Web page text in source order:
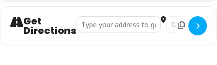
Get
Directions
Address - Séjour en croatie []Destination